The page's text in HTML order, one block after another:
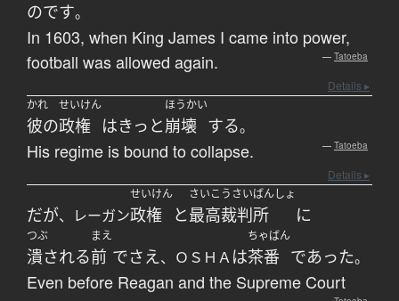
のです。
In 1603, when King James I came into power,
football was allowed again.
— Tatoeba
Details ▸
かれ
彼の
せいけん
政権 はきっと
ほうかい
崩壊 する。
His regime is bound to collapse. — Tatoeba
Details ▸
だが、レーガン
せいけん
政権 と
さいこうさいばんしょ
最高裁判所 に
つぶ
潰される
まえ
前 でさえ、ＯＳＨＡは
ちゃばん
茶番 であった。
Even before Reagan and the Supreme Court